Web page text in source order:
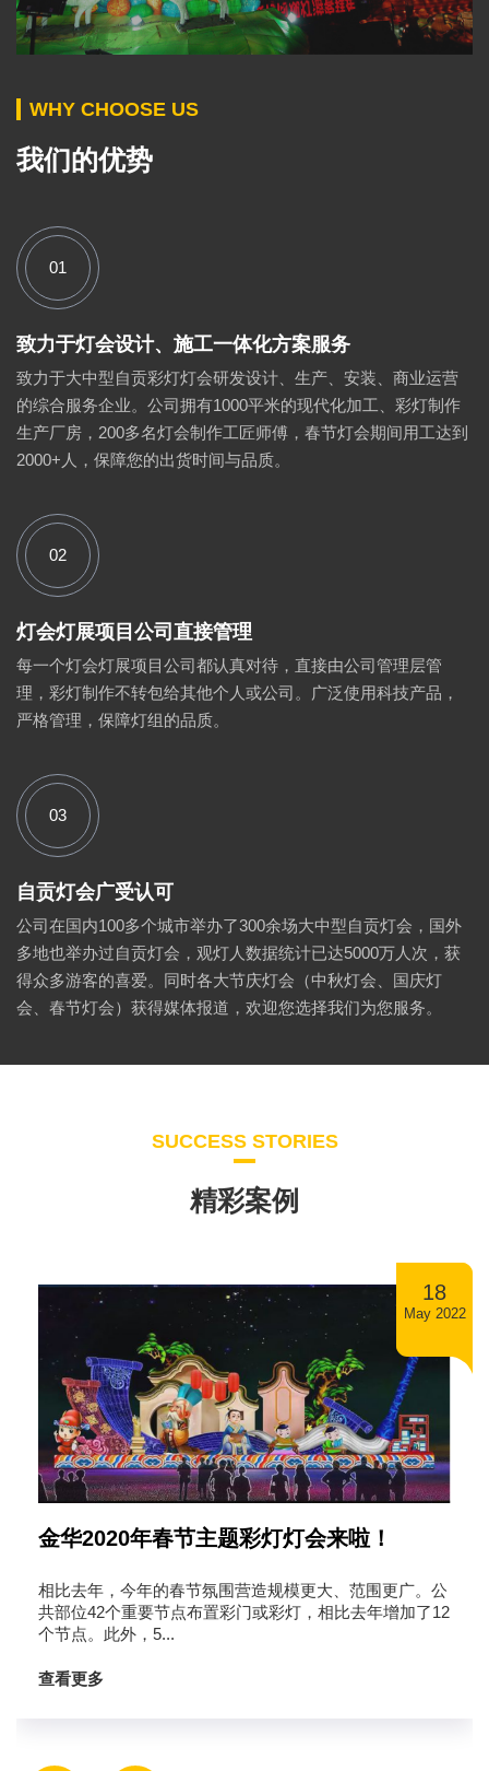
WHY CHOOSE US
我们的优势
01
致力于灯会设计、施工一体化方案服务
致力于大中型自贡彩灯灯会研发设计、生产、安装、商业运营
的综合服务企业。公司拥有1000平米的现代化加工、彩灯制作
生产厂房，200多名灯会制作工匠师傅，春节灯会期间用工达到
2000+人，保障您的出货时间与品质。
02
灯会灯展项目公司直接管理
每一个灯会灯展项目公司都认真对待，直接由公司管理层管
理，彩灯制作不转包给其他个人或公司。广泛使用科技产品，
严格管理，保障灯组的品质。
03
自贡灯会广受认可
公司在国内100多个城市举办了300余场大中型自贡灯会，国外
多地也举办过自贡灯会，观灯人数据统计已达5000万人次，获
得众多游客的喜爱。同时各大节庆灯会（中秋灯会、国庆灯
会、春节灯会）获得媒体报道，欢迎您选择我们为您服务。
SUCCESS STORIES
精彩案例
18
May 2022
金华2020年春节主题彩灯灯会来啦！
相比去年，今年的春节氛围营造规模更大、范围更广。公
共部位42个重要节点布置彩门或彩灯，相比去年增加了12
个节点。此外，5...
查看更多